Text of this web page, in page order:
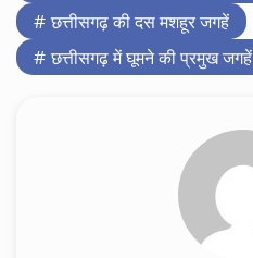
छत्तीसगढ़ की दस मशहूर जगहें
छत्तीसगढ़ में घूमने की प्रमुख जगहें